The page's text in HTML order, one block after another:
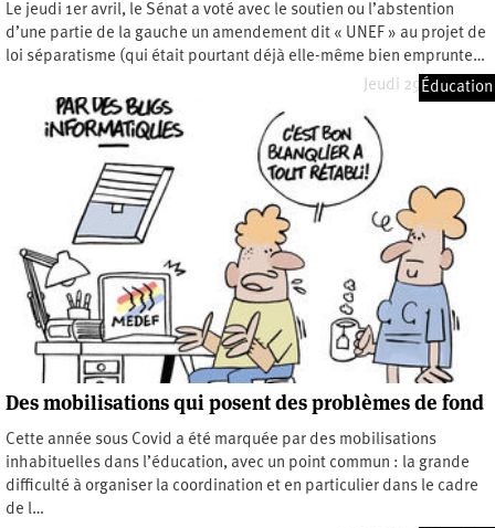
Le jeudi 1er avril, le Sénat a voté avec le soutien ou l’abstention
d’une partie de la gauche un amendement dit « UNEF » au projet de
loi séparatisme (qui était pourtant déjà elle-même bien emprunte…
Jeudi 29 avril 2021
Éducation
Des mobilisations qui posent des problèmes de fond
Cette année sous Covid a été marquée par des mobilisations
inhabituelles dans l’éducation, avec un point commun : la grande
difficulté à organiser la coordination et en particulier dans le cadre
de l…